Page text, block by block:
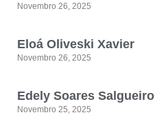
Novembro 26, 2025
Eloá Oliveski Xavier
Novembro 26, 2025
Edely Soares Salgueiro
Novembro 25, 2025